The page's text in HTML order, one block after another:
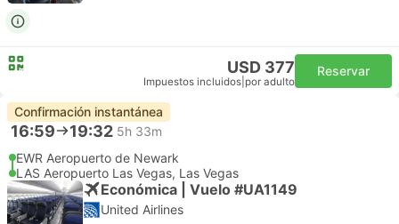
USD 377
Impuestos incluidos por adulto
Reservar
Confirmación instantánea
16:59 19:32 5h 33m
EWR Aeropuerto de Newark
LAS Aeropuerto Las Vegas, Las Vegas
Económica | Vuelo #UA1149
United Airlines